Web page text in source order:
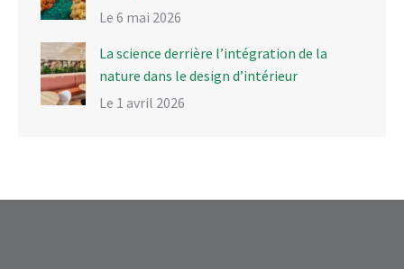
Le 6 mai 2026
La science derrière l’intégration de la
nature dans le design d’intérieur
Le 1 avril 2026